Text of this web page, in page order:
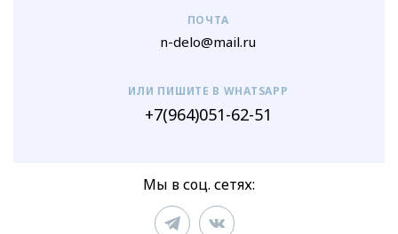
ПОЧТА
n-delo@mail.ru
ИЛИ ПИШИТЕ В WHATSAPP
+7(964)051-62-51
Мы в соц. сетях: